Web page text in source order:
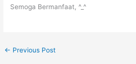
Semoga Bermanfaat, ^_^
← Previous Post